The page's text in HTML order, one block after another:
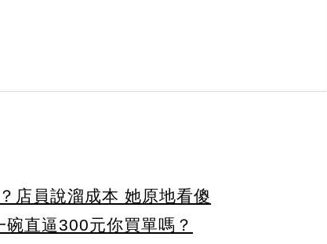
店員說溜成本 她原地看傻
直逼300元你買單嗎？